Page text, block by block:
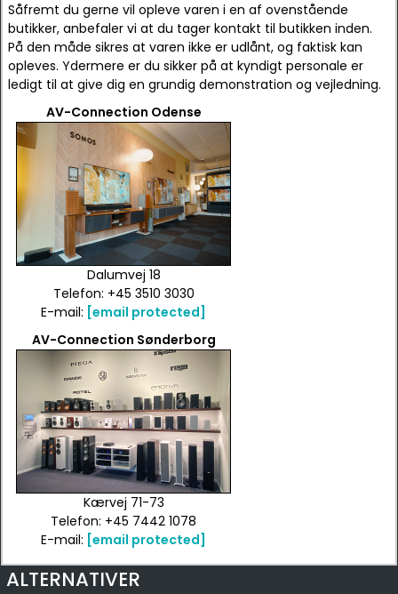
Såfremt du gerne vil opleve varen i en af ovenstående
butikker, anbefaler vi at du tager kontakt til butikken inden.
På den måde sikres at varen ikke er udlånt, og faktisk kan
opleves. Ydermere er du sikker på at kyndigt personale er
ledigt til at give dig en grundig demonstration og vejledning.
AV-Connection Odense
Dalumvej 18
Telefon: +45 3510 3030
E-mail: [email protected]
AV-Connection Sønderborg
Kærvej 71-73
Telefon: +45 7442 1078
E-mail: [email protected]
ALTERNATIVER